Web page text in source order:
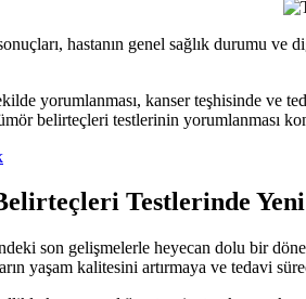
hastanın genel sağlık durumu ve
yorumlanması, kanser teşhisinde ve
belirteçleri testlerinin yorumlanması
Testlerinde Yeni
son gelişmelerle heyecan dolu bir
yaşam kalitesini artırmaya ve tedavi